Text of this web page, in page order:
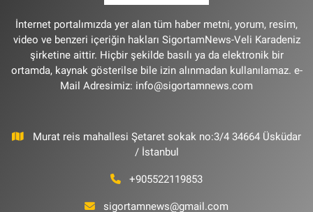
İnternet portalımızda yer alan tüm haber metni, yorum, resim,
video ve benzeri içeriğin hakları SigortamNews-Veli Karadeniz
şirketine aittir. Hiçbir şekilde basılı ya da elektronik bir
ortamda, kaynak gösterilse bile izin alınmadan kullanılamaz. e-
Mail Adresimiz: info@sigortamnews.com
Murat reis mahallesi Şetaret sokak no:3/4 34664 Üsküdar
/ İstanbul
+905522119853
sigortamnews@gmail.com